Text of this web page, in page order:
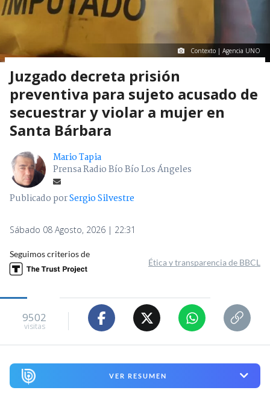
Contexto | Agencia UNO
Juzgado decreta prisión
preventiva para sujeto acusado de
secuestrar y violar a mujer en
Santa Bárbara
Mario Tapia
Prensa Radio Bío Bío Los Ángeles
Publicado porSergio Silvestre
Sábado 08 Agosto, 2026 | 22:31
Seguimos criterios de
Ética y transparencia de BBCL
9502
visitas
VER RESUMEN